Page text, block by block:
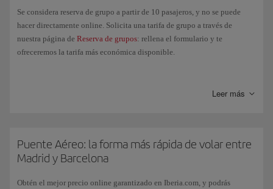
Se considera reserva de grupo a partir de 10 pasajeros, y no se puede
hacer directamente online. Solicita una tarifa de grupo a través de
nuestra página de Reserva de grupos: rellena el formulario y te
ofreceremos la tarifa más económica disponible.
Leer más
Puente Aéreo: la forma más rápida de volar entre
Madrid y Barcelona
Obtén el mejor precio online garantizado en Iberia.com, y podrás